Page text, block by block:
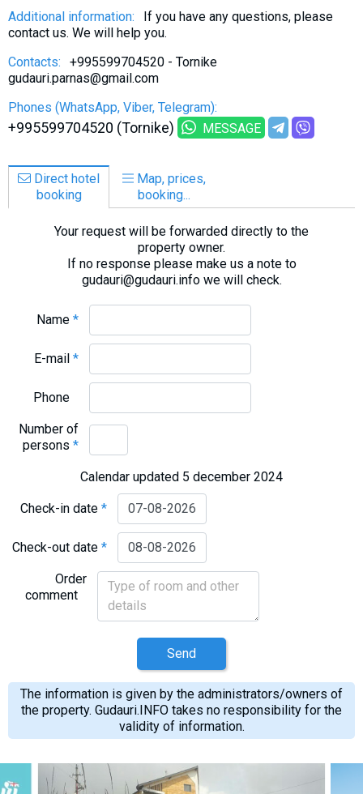
Additional information:
If you have any questions, please
contact us. We will help you.
Contacts:
+995599704520 - Tornike
gudauri.parnas@gmail.com
Phones (WhatsApp, Viber, Telegram):
+995599704520 (Tornike) MESSAGE
Direct hotel
booking
Map, prices,
booking...
Your request will be forwarded directly to the
property owner.
If no response please make us a note to
gudauri@gudauri.info we will check.
Name*
E-mail*
Phone
Number of
persons*
Calendar updated 5 december 2024
Check-in date*
Check-out date*
Order
comment
Send
The information is given by the administrators/owners of
the property. Gudauri.INFO takes no responsibility for the
validity of information.